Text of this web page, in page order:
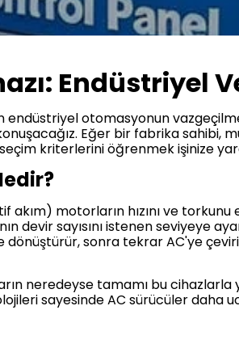
Endüstriyel
endüstriyel otomasyonun
Eğer bir fabrika sahibi,
seçim kriterlerini öğrenmek işinize
akım) motorların hızını ve
devir sayısını istenen seviyeye
dönüştürür, sonra tekrar AC'ye
neredeyse tamamı bu cihazlarla
sayesinde AC sürücüler daha